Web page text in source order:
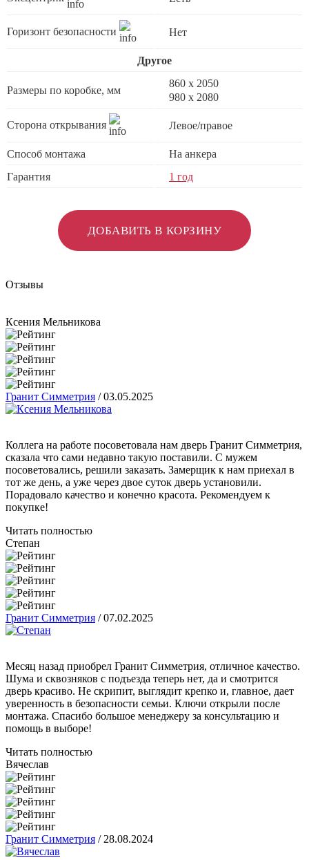
Горизонт безопасности Нет
Другое
Размеры по коробке, мм
860 х 2050
980 x 2080
Сторона открывания Левое/правое
Способ монтажа
На анкера
Гарантия
1 год
ДОБАВИТЬ В КОРЗИНУ
Отзывы
Ксения Мельникова
Гранит Симметрия /03.05.2025
Коллега на работе посоветовала нам дверь Гранит Симметрия,
сказала что сами недавно такую поставили. С мужем
посоветовались, решили заказать. Замерщик к нам приехал в
тот же день, а уже через двое суток дверь установили.
Порадовало качество и конечно красота. Рекомендуем к
покупке!
Читать полностью
Степан
Гранит Симметрия /07.02.2025
Месяц назад приобрел Гранит Симметрия, отличное качество.
Шума и сквозняков с подъезда теперь нет, да и смотрится
дверь красиво. Не скрипит, выглядит крепко и, главное, дает
уверенность в безопасности семьи. Ключи открыли после
монтажа. Спасибо большое менеджеру за консультацию и
помощь в выборе!
Читать полностью
Вячеслав
Гранит Симметрия / 28.08.2024